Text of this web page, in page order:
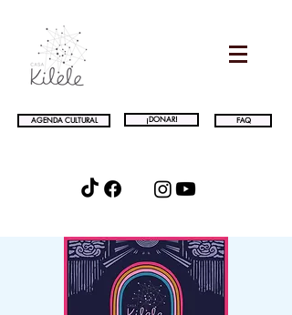
AGENDA CULTURAL ¡DONAR! FAQ